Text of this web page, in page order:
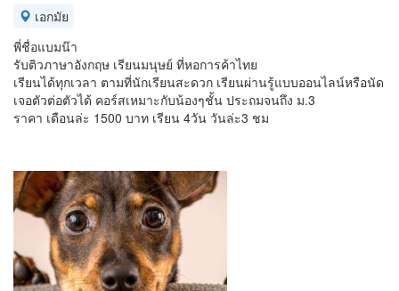
เอกมัย
พี่ชื่อแบมน๊า
รับติวภาษาอังกฤษ เรียนมนุษย์ ที่หอการค้าไทย
เรียนได้ทุกเวลา ตามที่นักเรียนสะดวก เรียนผ่านรู้แบบออนไลน์หรือนัด
เจอตัวต่อตัวได้ คอร์สเหมาะกับน้องๆชั้น ประถมจนถึง ม.3
ราคา เดือนล่ะ 1500 บาท เรียน 4วัน วันล่ะ3 ชม